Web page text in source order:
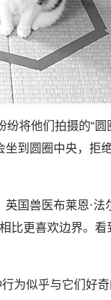
纷将他们拍摄的“
到圆圈中央，拒
兽医布莱恩·法
相比更喜欢边界。看
似乎与它们好奇